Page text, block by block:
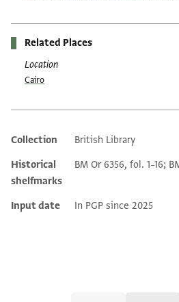
Related Places
Location
Cairo
Additional metadata
Collection
British Library
Historical
shelfmarks
BM Or 6356, fol. 1–16;
Input date In PGP since 2025